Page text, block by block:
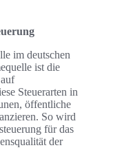
im deutschen
ist die
Steuerarten in
öffentliche
So wird
für das
der